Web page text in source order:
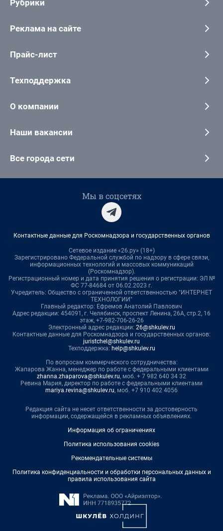
Рубрики
Реклама на сайте
Прайс-лист
Техподдержка
О компании
Наши вакансии
Все города сети
Мы в соцсетях
Контактные данные для Роскомнадзора и государственных органов
Сетевое издание «26.ру» (18+)
Зарегистрировано Федеральной службой по надзору в сфере связи,
информационных технологий и массовых коммуникаций
(Роскомнадзор).
Регистрационный номер и дата принятия решения о регистрации: ЭЛ №
ФС 77-84684 от 06.02.2023 г.
Учредитель: Общество с ограниченной ответственностью "ИНТЕРНЕТ
ТЕХНОЛОГИИ"
Главный редактор: Ефремов Анатолий Павлович
Адрес редакции: 454091, г. Челябинск, проспект Ленина, 26А, стр.2, 16
этаж, +7-982-706-26-26
Электронный адрес редакции: 26@shkulev.ru
Контактные данные для Роскомнадзора и государственных органов:
juristchel@shkulev.ru
Техподдержка: help@shkulev.ru
По вопросам коммерческого сотрудничества:
Жапарова Жанна, менеджер по работе с федеральными клиентами
zhanna.zhaparova@shkulev.ru, моб. + 7 982 640 34 32
Ревина Мария, директор по работе с федеральными клиентами
mariya.revina@shkulev.ru, моб. +7 910 402 4056
Редакция сайта не несет ответственности за достоверность
информации, содержащейся в рекламных объявлениях.
Информация об ограничениях
Политика использования cookies
Рекомендательные системы
Политика конфиденциальности и обработки персональных данных и
правила использования сайта